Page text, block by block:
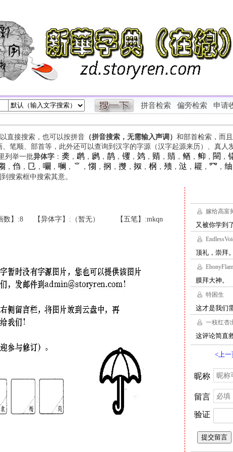
拼音检索 偏旁检索 申请
直接搜索，也可以按拼音（拼音搜索，无需输入声调） 和部首检索，而
笔顺、部首等，此外还可以查询到汉字的字源（汉字起源来历）、真人
列举一批异体字： 䶮 ， 䴙， 䴘， 䴖， 䦆， 䴔， 䞍， 䝼， 䲡 ， 䲟 ， 䦟 ，
， 㑇 ， 㔾 ， 㘚 ， 㘎 ， ⺌ ， 㥮 ， 㧏 ， 㩳， 㧐 ， 㭎 ， 㱮， 㳠 ， 䎱 ， ⺳ ， 䌷
搜索框中搜索其意。
数】:8 【异体字】:（暂无） 【五笔】:mkqn